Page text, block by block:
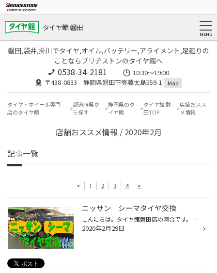
タイヤ館 磐田
磐田,袋井,掛川でタイヤ,オイル,バッテリー,アライメント,足廻りの
ことならブリヂストンのタイヤ館へ
0538-34-2181
10:30～19:00
〒438-0833 静岡県磐田市弥藤太島559-1
Map
タイヤ・ホイール専門
店のタイヤ館
都道府県か
ら探す
静岡県のタ
イヤ館
タイヤ館 磐
田TOP
店舗おスス
メ情報
店舗おススメ情報 / 2020年2月
記事一覧
< 1 2 3 4 >
ニッサン シーマタイヤ交換
こんにちは。タイヤ館磐田店の河合です。 ニッサン シーマのタイヤ交換させていただきました。 タイヤはブリヂストン レグノGR－XII 205/65R15です。 自分は、52歳で憧れの高級者でした。 皆様のご来店心よりお待ちしております。
2020年2月29日